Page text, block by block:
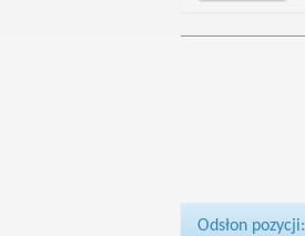
Odsłon pozycji: